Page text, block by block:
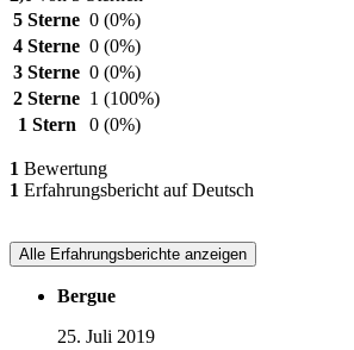
5 Sterne 0 (0%)
4 Sterne 0 (0%)
3 Sterne 0 (0%)
2 Sterne 1 (100%)
1 Stern
0 (0%)
1 Bewertung
1 Erfahrungsbericht auf Deutsch
Alle Erfahrungsberichte anzeigen
Bergue
25. Juli 2019